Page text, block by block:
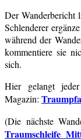
Der Wanderbericht
Schlenderer
während der
kommentiere sie
sich.
Hier gelangt
Magazin:
(Die nächste
Traumschleife